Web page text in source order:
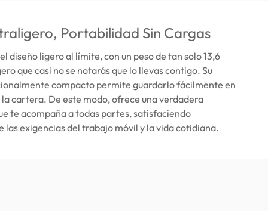
Portabilidad Sin Cargas
diseño ligero al límite, con un peso de tan solo 13,6
que casi no se notarás que lo llevas contigo. Su
compacto permite guardarlo fácilmente en
la cartera. De este modo, ofrece una verdadera
te acompaña a todas partes, satisfaciendo
exigencias del trabajo móvil y la vida cotidiana.